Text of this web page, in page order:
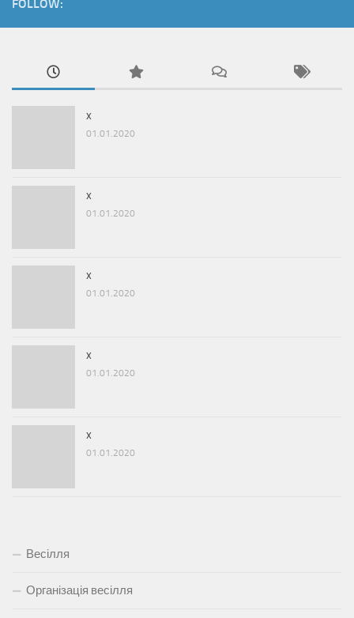
FOLLOW:
x
01.01.2020
x
01.01.2020
x
01.01.2020
x
01.01.2020
x
01.01.2020
Весілля
Організація весілля